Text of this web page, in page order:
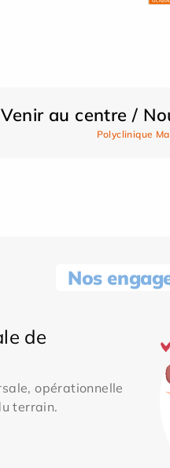
Venir au centre /
Polyclinique
Nos
de
opérationnelle
terrain.